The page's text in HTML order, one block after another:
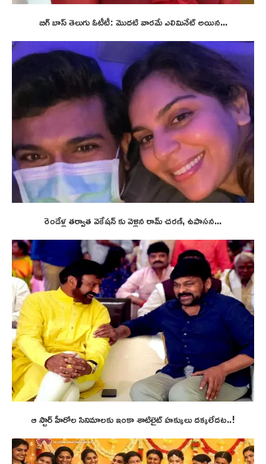
బిగ్ బాస్ తెలుగు ఓటీటీ: మొదటి వారమే ఎలిమినేట్ అయిన...
రెండేళ్ల తర్వాత వెకేషన్ కు వెళ్లిన రామ్ చరణ్, ఉపాసన...
ఆ స్టార్ హీరోల సినిమాలకు ఇంకా శాటిలైట్ హక్కులు దక్కలేదట..!